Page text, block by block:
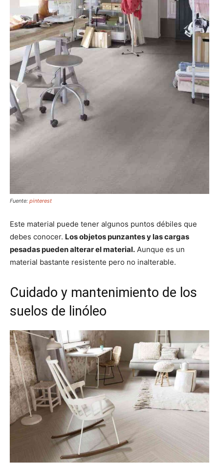
Fuente: pinterest
Este material puede tener algunos puntos débiles que
debes conocer. Los objetos punzantes y las cargas
pesadas pueden alterar el material. Aunque es un
material bastante resistente pero no inalterable.
Cuidado y mantenimiento de los
suelos de linóleo